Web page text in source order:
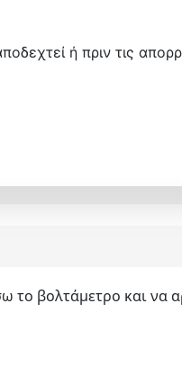
ή πριν τις
το βολτάμετρο και να